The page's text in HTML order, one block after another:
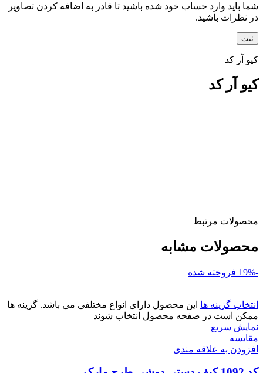
شما باید وارد حساب خود شده باشید تا قادر به اضافه کردن تصاویر
در نظرات باشید.
کیو آر کد
کیو آر کد
محصولات مرتبط
محصولات مشابه
-19% فروخته شده
انتخاب گزینه ها این محصول دارای انواع مختلفی می باشد. گزینه ها
ممکن است در صفحه محصول انتخاب شوند
نمایش سریع
مقايسه
افزودن به علاقه مندی